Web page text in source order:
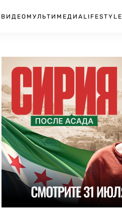
ВИДЕО МУЛЬТИМЕДИА LIFESTYLE